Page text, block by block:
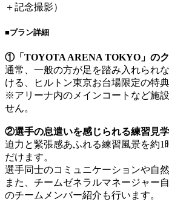
＋記念撮影）
■プラン詳細
①「TOYOTA ARENA TOKYO」の
通常、一般の方が足を踏み入れられ
ける、ヒルトン東京お台場限定の特典
※アリーナ内のメインコートなど施
せん。
②選手の息遣いを感じられる練習見学
迫力と緊張感あふれる練習風景を約1
だけます。
選手同士のコミュニケーションや自
また、チームゼネラルマネージャー
のチームメンバー紹介も行います。